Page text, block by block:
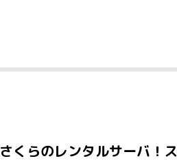
さくらのレンタルサーバ！